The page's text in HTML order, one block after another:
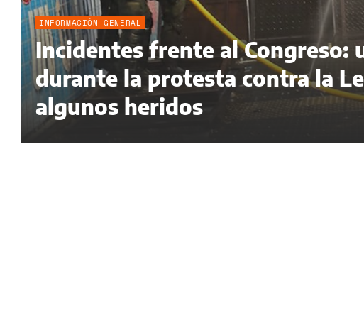
INFORMACIÓN GENERAL
Incidentes frente al Congreso:
durante la protesta contra la
algunos heridos